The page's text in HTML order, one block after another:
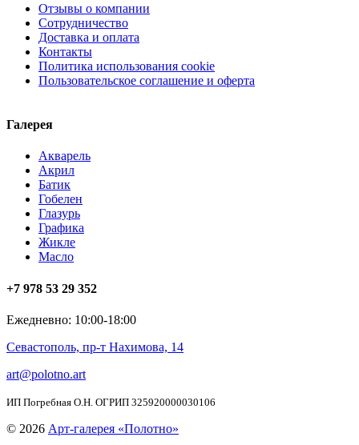
Отзывы о компании
Сотрудничество
Доставка и оплата
Контакты
Политика использования cookie
Пользовательское соглашение и оферта
Галерея
Акварель
Акрил
Батик
Гобелен
Глазурь
Графика
Жикле
Масло
+7 978 53 29 352
Ежедневно: 10:00-18:00
Севастополь, пр-т Нахимова, 14
art@polotno.art
ИП Погребная О.Н. ОГРИП 325920000030106
© 2026 Арт-галерея «Полотно»